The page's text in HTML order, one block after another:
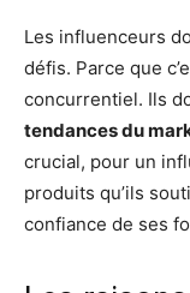
Les influenceurs
défis. Parce que
concurrentiel. Ils
tendances du
crucial, pour un
produits qu’ils
confiance de ses